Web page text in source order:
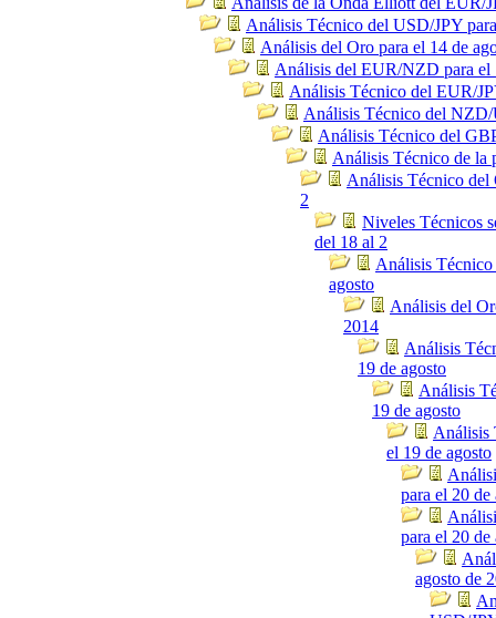
Análisis Técnico del USD/JPY
Análisis del Oro para el 14 de
Análisis del EUR/NZD para el
Análisis Técnico del EUR/
Análisis Técnico del NZD/
Análisis Técnico del
Análisis Técnico de la
Análisis Técnico del
2
Niveles Técnicos
del 18 al 2
Análisis
agosto
Análisis del
2014
Análisis
19 de agosto
Análisis
19 de agosto
Análisis
el 19 de agosto
para el 20 de
para el 20 de
agosto de